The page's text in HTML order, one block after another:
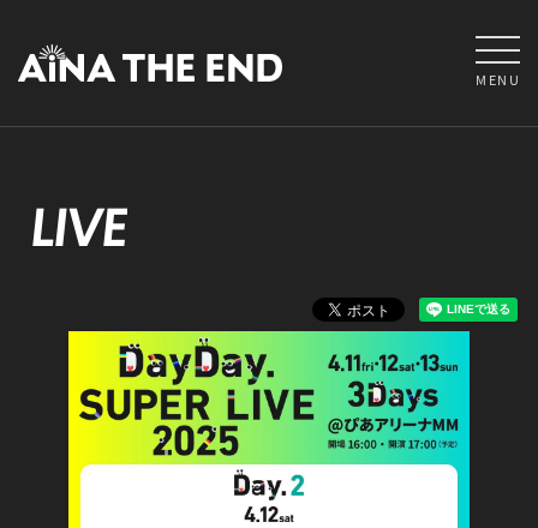
MENU
LIVE